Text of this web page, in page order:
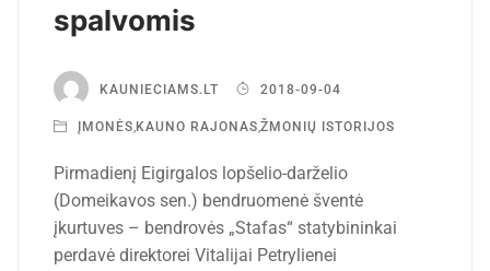
spalvomis
KAUNIECIAMS.LT 2018-09-04
ĮMONĖS,KAUNO RAJONAS,ŽMONIŲ ISTORIJOS
Pirmadienį Eigirgalos lopšelio-darželio
(Domeikavos sen.) bendruomenė šventė
įkurtuves – bendrovės „Stafas“ statybininkai
perdavė direktorei Vitalijai Petrylienei